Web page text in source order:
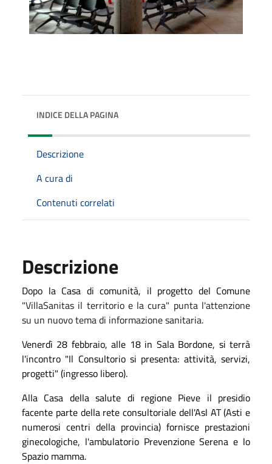
INDICE DELLA PAGINA
Descrizione
A cura di
Contenuti correlati
Descrizione
Dopo la Casa di comunità, il progetto del Comune
"VillaSanitas il territorio e la cura" punta l'attenzione
su un nuovo tema di informazione sanitaria.
Venerdì 28 febbraio, alle 18 in Sala Bordone, si terrà
l'incontro "Il Consultorio si presenta: attività, servizi,
progetti" (ingresso libero).
Alla Casa della salute di regione Pieve il presidio
facente parte della rete consultoriale dell'Asl AT (Asti e
numerosi centri della provincia) fornisce prestazioni
ginecologiche, l'ambulatorio Prevenzione Serena e lo
Spazio mamma.